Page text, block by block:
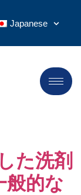
Japanese
た洗剤
般的な